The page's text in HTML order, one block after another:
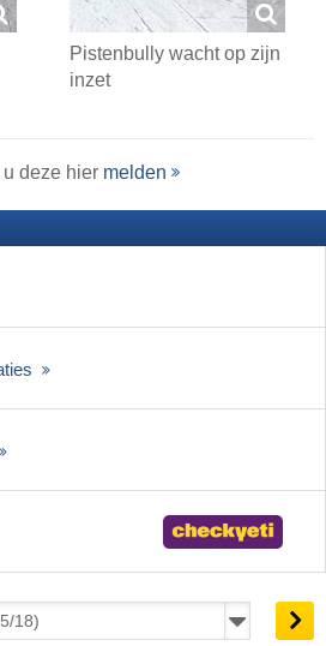
Pistenbully wacht op zijn
inzet
deze hier melden